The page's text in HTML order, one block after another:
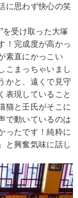
に思わず快心の笑
を受け取った大塚
！完成度が高かっ
素直にかっこい
こまっちゃいまし
かと、遠くで見守
表現していること
猫と壬氏がそこに
で動いているのは
ったです！純粋に
と興奮気味に話し